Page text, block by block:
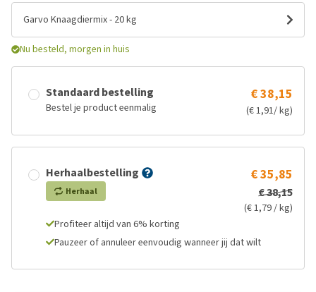
Garvo Knaagdiermix - 20 kg
Nu besteld, morgen in huis
Standaard bestelling
Bestel je product eenmalig
€ 38,15
(€ 1,91/ kg)
Herhaalbestelling
Herhaal
€ 35,85
€ 38,15
(€ 1,79 / kg)
Profiteer altijd van 6% korting
Pauzeer of annuleer eenvoudig wanneer jij dat wilt